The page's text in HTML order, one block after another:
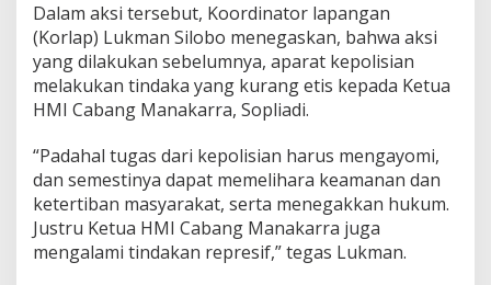
n
t
u
a
n
y
a
Dalam aksi tersebut, Koordinator lapangan
(Korlap) Lukman Silobo menegaskan, bahwa aksi
yang dilakukan sebelumnya, aparat kepolisian
melakukan tindaka yang kurang etis kepada Ketua
HMI Cabang Manakarra, Sopliadi.
“Padahal tugas dari kepolisian harus mengayomi,
dan semestinya dapat memelihara keamanan dan
ketertiban masyarakat, serta menegakkan hukum.
Justru Ketua HMI Cabang Manakarra juga
mengalami tindakan represif,” tegas Lukman.